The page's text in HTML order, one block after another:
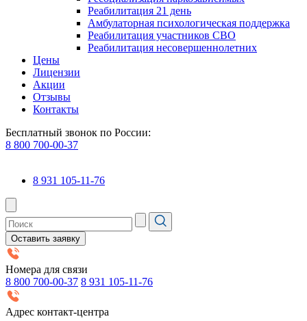
Реабилитация 21 день
Амбулаторная психологическая поддержка
Реабилитация участников СВО
Реабилитация несовершеннолетних
Цены
Лицензии
Акции
Отзывы
Контакты
Бесплатный звонок по России:
8 800 700-00-37
8 931 105-11-76
Оставить заявку
Номера для связи
8 800 700-00-37 8 931 105-11-76
Адрес контакт-центра